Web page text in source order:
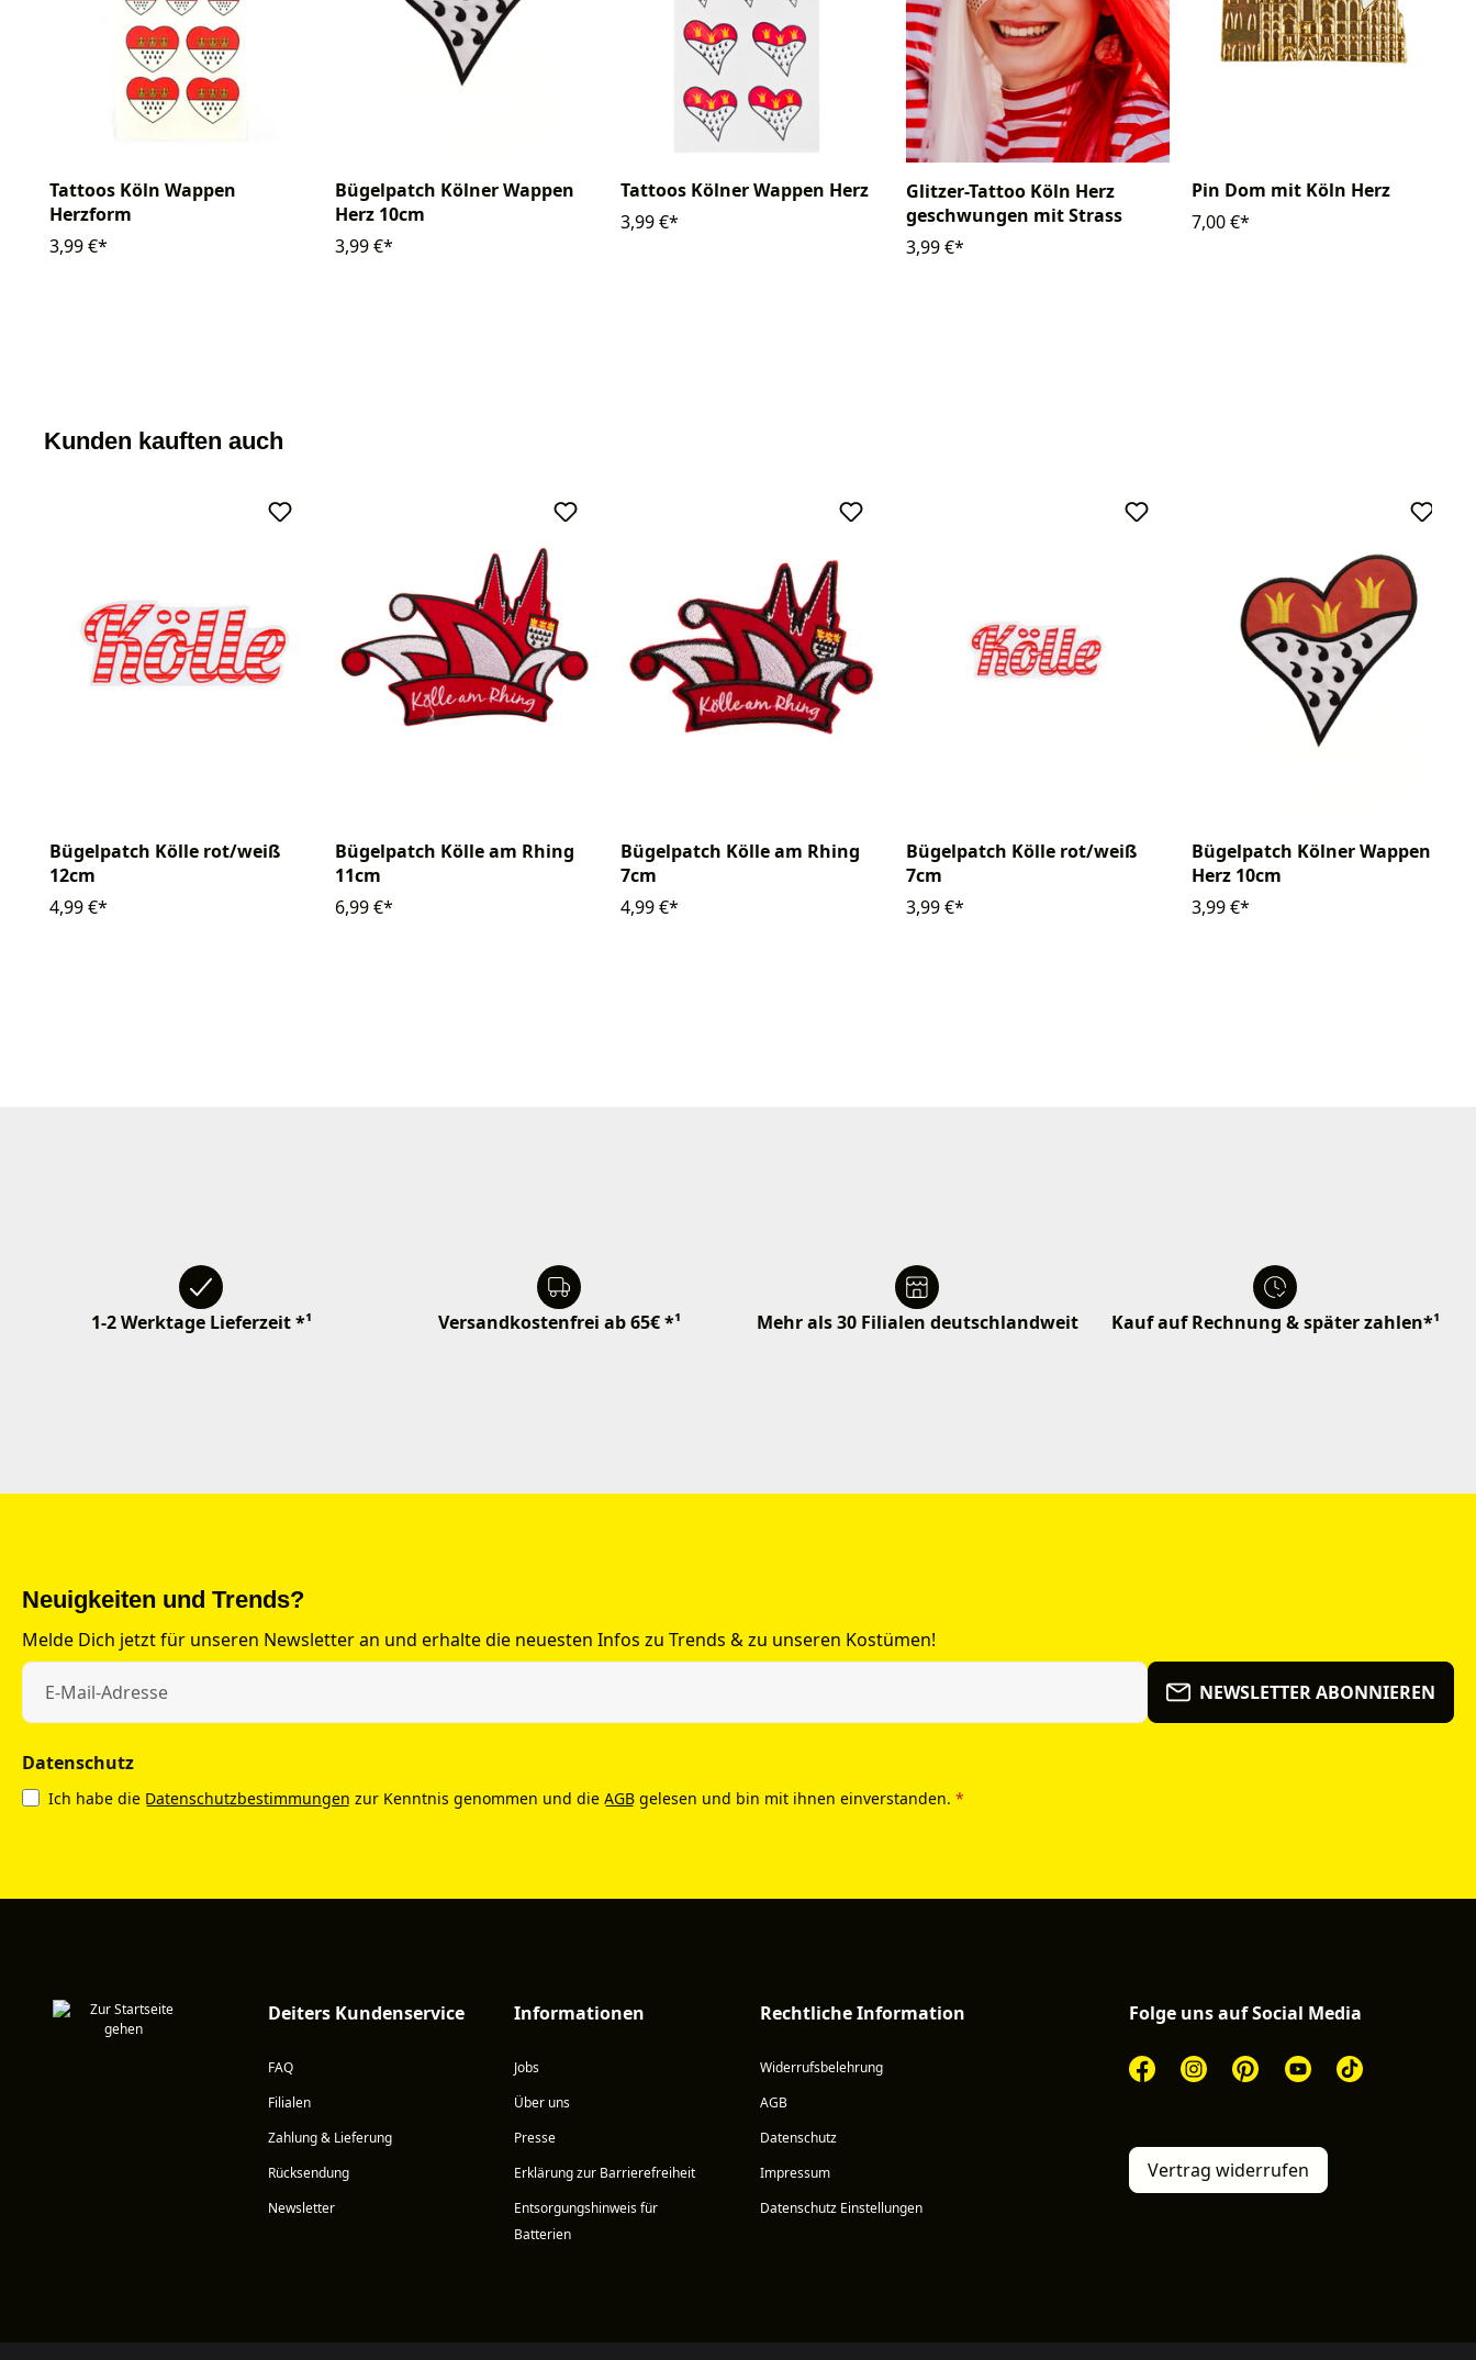
Tattoos Köln Wappen
Herzform
3,99 €*
Bügelpatch Kölner Wappen
Herz 10cm
3,99 €*
Tattoos Kölner Wappen Herz
3,99 €*
Glitzer-Tattoo Köln Herz
geschwungen mit Strass
3,99 €*
Pin Dom mit Köln Herz
7,00 €*
Kunden kauften auch
Bügelpatch Kölle rot/weiß
12cm
4,99 €*
Bügelpatch Kölle am Rhing
11cm
6,99 €*
Bügelpatch Kölle am Rhing
7cm
4,99 €*
Bügelpatch Kölle rot/weiß
7cm
3,99 €*
Bügelpatch Kölner Wappen
Herz 10cm
3,99 €*
1-2 Werktage Lieferzeit *¹ Versandkostenfrei ab 65€ *¹ Mehr als 30 Filialen deutschlandweit Kauf auf Rechnung & später zahlen*¹
Neuigkeiten und Trends?
Melde Dich jetzt für unseren Newsletter an und erhalte die neuesten Infos zu Trends & zu unseren Kostümen!
NEWSLETTER ABONNIEREN
Datenschutz
Ich habe die Datenschutzbestimmungen zur Kenntnis genommen und die AGB gelesen und bin mit ihnen einverstanden. *
Deiters Kundenservice
FAQ
Filialen
Zahlung & Lieferung
Rücksendung
Newsletter
Informationen
Jobs
Über uns
Presse
Erklärung zur Barrierefreiheit
Entsorgungshinweis für
Batterien
Rechtliche Information
Widerrufsbelehrung
AGB
Datenschutz
Impressum
Datenschutz Einstellungen
Folge uns auf Social Media
Vertrag widerrufen